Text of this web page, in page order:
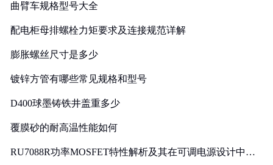
曲臂车规格型号大全
配电柜母排螺栓力矩要求及连接规范详解
膨胀螺丝尺寸是多少
镀锌方管有哪些常见规格和型号
D400球墨铸铁井盖重多少
覆膜砂的耐高温性能如何
RU7088R功率MOSFET特性解析及其在可调电源设计中的